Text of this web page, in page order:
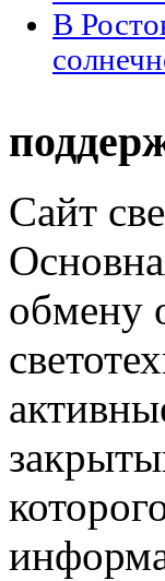
В
Сайт
обмену